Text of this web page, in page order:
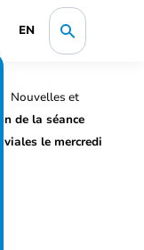
EN
Nouvelles et
de la séance
le mercredi